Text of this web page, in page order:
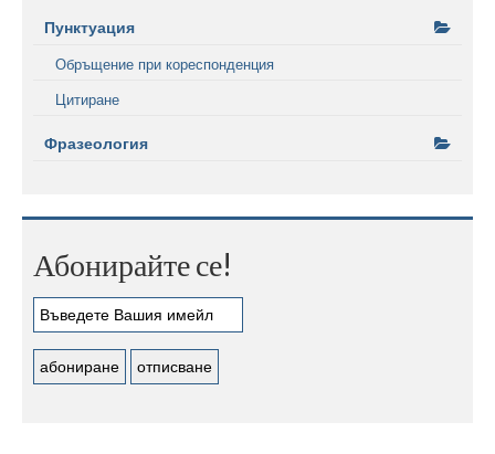
Пунктуация
Обръщение при кореспонденция
Цитиране
Фразеология
Абонирайте се!